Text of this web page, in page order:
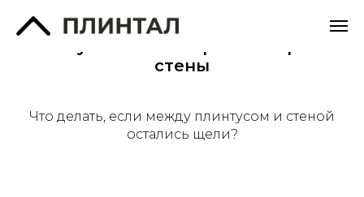
стены
Что делать, если между плинтусом и стеной
остались щели?